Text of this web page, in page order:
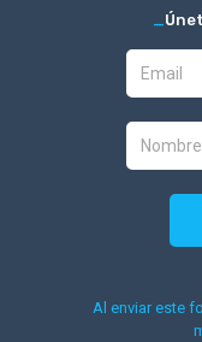
Al enviar este